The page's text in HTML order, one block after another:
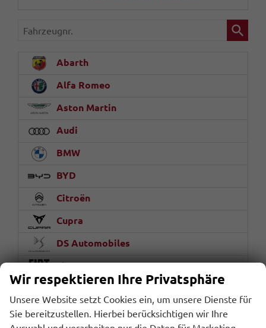
Fahrzeugnr.
Abarth
Alfa Romeo
Aston Martin
Audi
BMW
BYD
Citroën
Cupra
DS Automobiles
Fiat
Ford
Geely
Wir respektieren Ihre Privatsphäre
Unsere Website setzt Cookies ein, um unsere Dienste für
Sie bereitzustellen. Hierbei berücksichtigen wir Ihre